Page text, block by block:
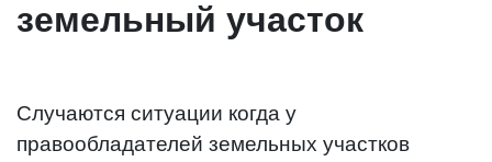
земельный участок
Случаются ситуации когда у
правообладателей земельных участков